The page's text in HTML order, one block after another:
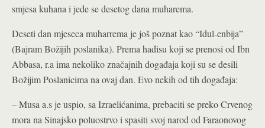
smjesa kuhana i jede se desetog dana muharema.
Deseti dan mjeseca muharrema je još poznat kao “Idul-enbija”
(Bajram Božijih poslanika). Prema hadisu koji se prenosi od Ibn
Abbasa, r.a ima nekoliko značajnih događaja koji su se desili
Božijim Poslanicima na ovaj dan. Evo nekih od tih događaja:
– Musa a.s je uspio, sa Izraelićanima, prebaciti se preko Crvenog
mora na Sinajsko poluostrvo i spasiti svoj narod od Faraonovog